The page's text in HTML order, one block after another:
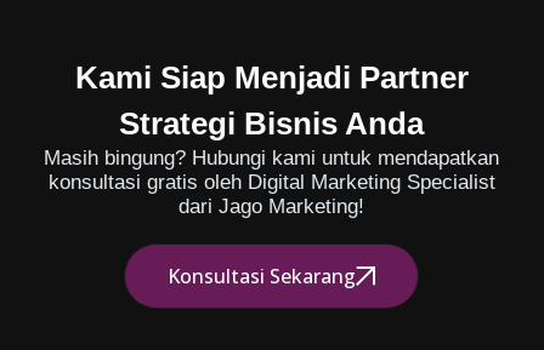
Kami Siap Menjadi Partner
Strategi Bisnis Anda
Masih bingung? Hubungi kami untuk mendapatkan
konsultasi gratis oleh Digital Marketing Specialist
dari Jago Marketing!
Konsultasi Sekarang